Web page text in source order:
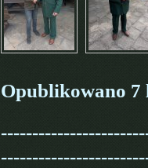
Opublikowano 7